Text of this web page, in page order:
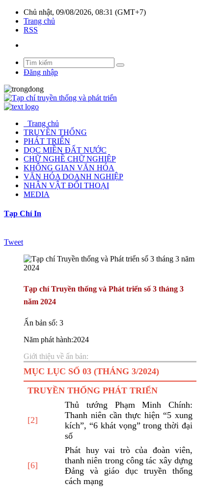
Chủ nhật, 09/08/2026, 08:31 (GMT+7)
Trang chủ
RSS
Đăng nhập
Trang chủ
TRUYỀN THỐNG
PHÁT TRIỂN
DỌC MIỀN ĐẤT NƯỚC
CHỮ NGHỀ CHỮ NGHIỆP
KHÔNG GIAN VĂN HÓA
VĂN HÓA DOANH NGHIỆP
NHÂN VẬT ĐỐI THOẠI
MEDIA
Tạp Chí In
Tweet
Tạp chí Truyền thống và Phát triển số 3 tháng 3
năm 2024
Ấn bản số: 3
Năm phát hành:2024
Giới thiệu về ấn bản:
MỤC LỤC SỐ 03 (THÁNG 3/2024)
TRUYỀN THỐNG PHÁT TRIỂN
[2]
Thủ tướng Phạm Minh Chính:
Thanh niên cần thực hiện “5 xung
kích”, “6 khát vọng” trong thời đại
số
[6]
Phát huy vai trò của đoàn viên,
thanh niên trong công tác xây dựng
Đảng và giáo dục truyền thống
cách mạng